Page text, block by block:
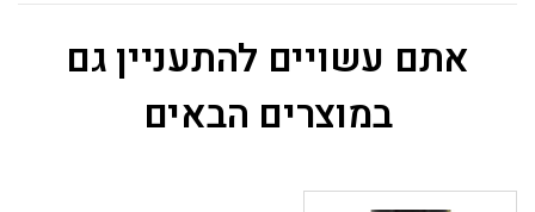
אתם עשויים להתעניין גם
במוצרים הבאים